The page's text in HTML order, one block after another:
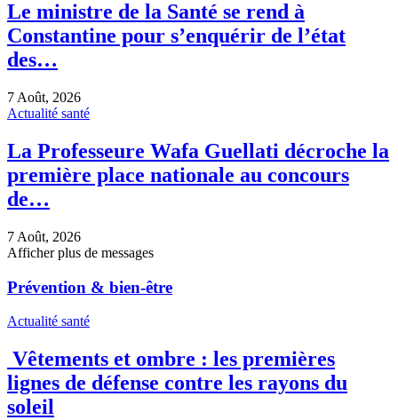
Le ministre de la Santé se rend à
Constantine pour s’enquérir de l’état
des…
7 Août, 2026
Actualité santé
La Professeure Wafa Guellati décroche la
première place nationale au concours
de…
7 Août, 2026
Afficher plus de messages
Prévention & bien-être
Actualité santé
Vêtements et ombre : les premières
lignes de défense contre les rayons du
soleil